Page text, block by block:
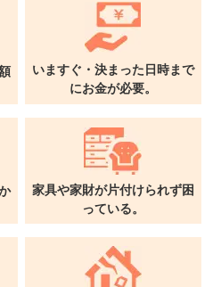
0120-711-018
いますぐ・決まった日時まで
にお金が必要。
家具や家財が片付けられず困
っている。